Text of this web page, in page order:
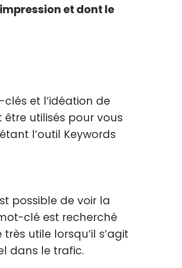
et dont le
et l’idéation de
utilisés pour vous
l’outil Keywords
possible de voir la
clé est recherché
utile lorsqu’il s’agit
dans le trafic.